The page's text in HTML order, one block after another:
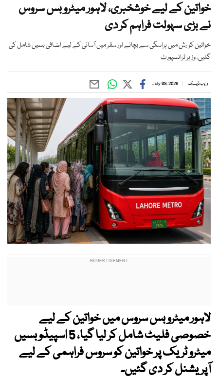
خواتین کے لیے خوشخبری، لاہور میٹرو بس سروس
نے بڑی سہولت فراہم کر دی
خواتین کو رش میں ہراسگی سے بچانے اور سفر میں آسانی کے لیے اضافی بسیں شامل کی
گئیں، وزیر ٹرانسپورٹ
ویب ڈیسک July 09, 2026
لاہور میٹرو بس سروس میں خواتین کے لیے
خصوصی فلیٹ شامل کر لیا گیا، 5 اسپیڈو بسیں
میٹرو ٹریک پر خواتین کو سروس فراہمی کے لیے
آپریشنل کر دی گئیں۔